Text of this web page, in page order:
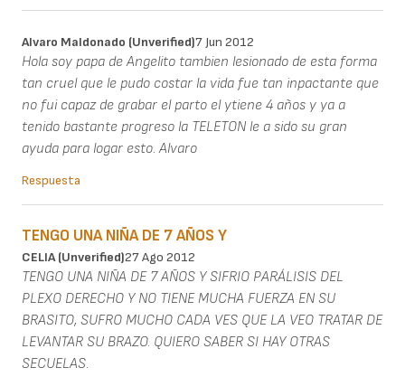
Alvaro Maldonado (unverified)7 Jun 2012
Hola soy papa de Angelito tambien lesionado de esta forma
tan cruel que le pudo costar la vida fue tan inpactante que
no fui capaz de grabar el parto el ytiene 4 años y ya a
tenido bastante progreso la TELETON le a sido su gran
ayuda para logar esto. Alvaro
Respuesta
TENGO UNA NIÑA DE 7 AÑOS Y
CELIA (unverified)27 Ago 2012
TENGO UNA NIÑA DE 7 AÑOS Y SIFRIO PARÁLISIS DEL
PLEXO DERECHO Y NO TIENE MUCHA FUERZA EN SU
BRASITO, SUFRO MUCHO CADA VES QUE LA VEO TRATAR DE
LEVANTAR SU BRAZO. QUIERO SABER SI HAY OTRAS
SECUELAS.